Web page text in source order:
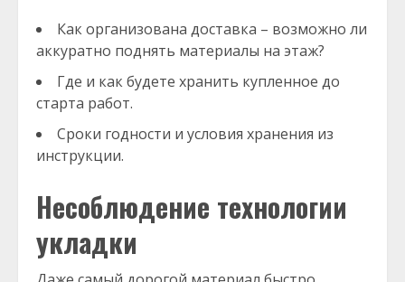
Как организована доставка – возможно ли
аккуратно поднять материалы на этаж?
Где и как будете хранить купленное до
старта работ.
Сроки годности и условия хранения из
инструкции.
Несоблюдение технологии
укладки